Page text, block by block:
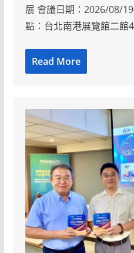
展 會議日期：2026/08/
點：台北南港展覽館二館4
Read More